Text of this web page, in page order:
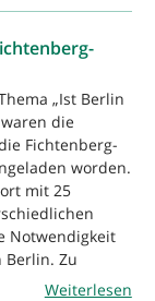
„Ist Berlin
die
Fichtenberg-
worden.
mit 25
Notwendigkeit
Zu
Weiterlesen